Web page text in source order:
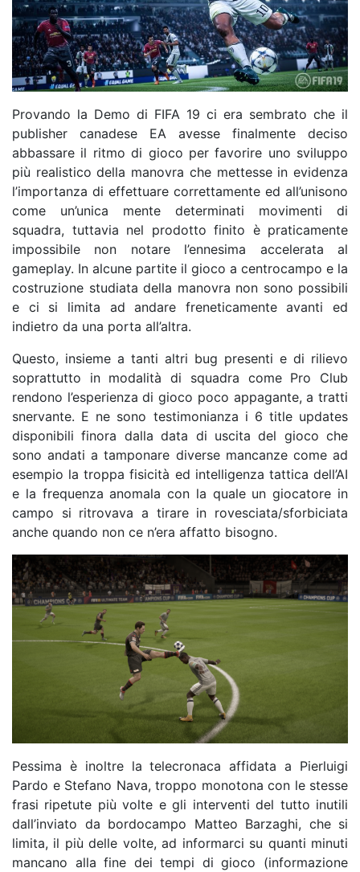
Provando la Demo di FIFA 19 ci era sembrato che il
publisher canadese EA avesse finalmente deciso
abbassare il ritmo di gioco per favorire uno sviluppo
più realistico della manovra che mettesse in evidenza
l’importanza di effettuare correttamente ed all’unisono
come un’unica mente determinati movimenti di
squadra, tuttavia nel prodotto finito è praticamente
impossibile non notare l’ennesima accelerata al
gameplay. In alcune partite il gioco a centrocampo e la
costruzione studiata della manovra non sono possibili
e ci si limita ad andare freneticamente avanti ed
indietro da una porta all’altra.
Questo, insieme a tanti altri bug presenti e di rilievo
soprattutto in modalità di squadra come Pro Club
rendono l’esperienza di gioco poco appagante, a tratti
snervante. E ne sono testimonianza i 6 title updates
disponibili finora dalla data di uscita del gioco che
sono andati a tamponare diverse mancanze come ad
esempio la troppa fisicità ed intelligenza tattica dell’AI
e la frequenza anomala con la quale un giocatore in
campo si ritrovava a tirare in rovesciata/sforbiciata
anche quando non ce n’era affatto bisogno.
Pessima è inoltre la telecronaca affidata a Pierluigi
Pardo e Stefano Nava, troppo monotona con le stesse
frasi ripetute più volte e gli interventi del tutto inutili
dall’inviato da bordocampo Matteo Barzaghi, che si
limita, il più delle volte, ad informarci su quanti minuti
mancano alla fine dei tempi di gioco (informazione